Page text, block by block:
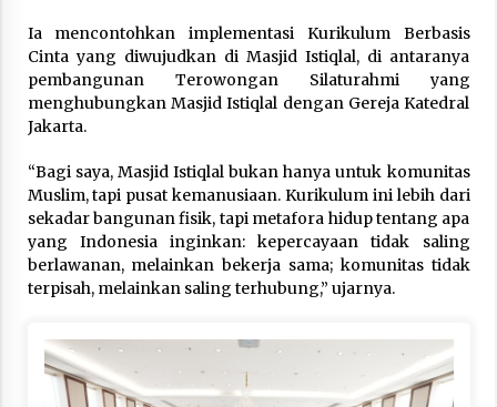
Ia mencontohkan implementasi Kurikulum Berbasis
Cinta yang diwujudkan di Masjid Istiqlal, di antaranya
pembangunan Terowongan Silaturahmi yang
menghubungkan Masjid Istiqlal dengan Gereja Katedral
Jakarta.
“Bagi saya, Masjid Istiqlal bukan hanya untuk komunitas
Muslim, tapi pusat kemanusiaan. Kurikulum ini lebih dari
sekadar bangunan fisik, tapi metafora hidup tentang apa
yang Indonesia inginkan: kepercayaan tidak saling
berlawanan, melainkan bekerja sama; komunitas tidak
terpisah, melainkan saling terhubung,” ujarnya.